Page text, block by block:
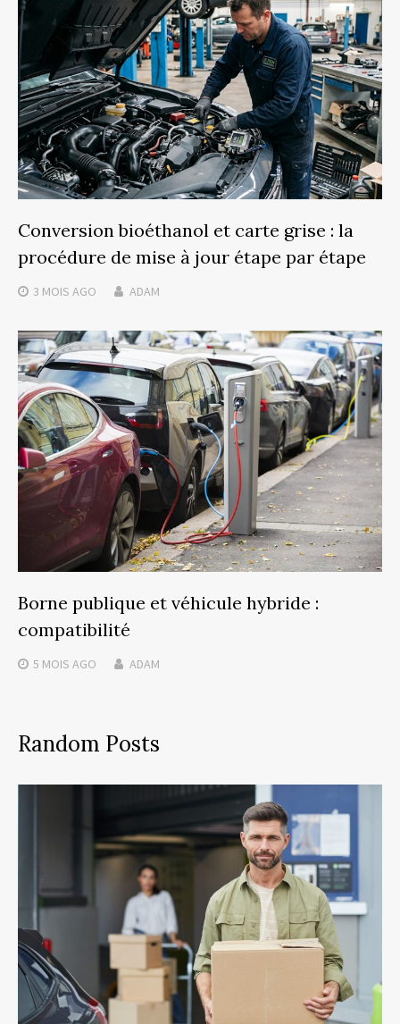
Conversion bioéthanol et carte grise : la
procédure de mise à jour étape par étape
3 MOIS AGO ADAM
Borne publique et véhicule hybride :
compatibilité
5 MOIS AGO ADAM
Random Posts